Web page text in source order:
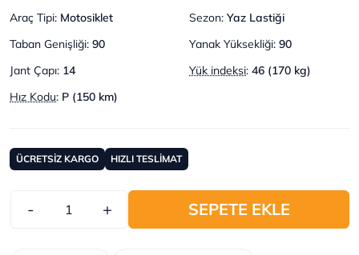
Araç Tipi: Motosiklet Sezon: Yaz Lastiği
Taban Genişliği: 90 Yanak Yüksekliği: 90
Jant Çapı: 14 Yük indeksi: 46 (170 kg)
Hız Kodu: P (150 km)
ÜCRETSİZ KARGO HIZLI TESLİMAT
- + SEPETE EKLE